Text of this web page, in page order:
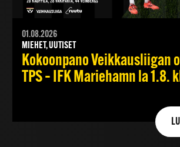
01.08.2026
MIEHET, UUTISET
Kokoonpano Veikkausliigan
TPS – IFK Mariehamn la 1.8.